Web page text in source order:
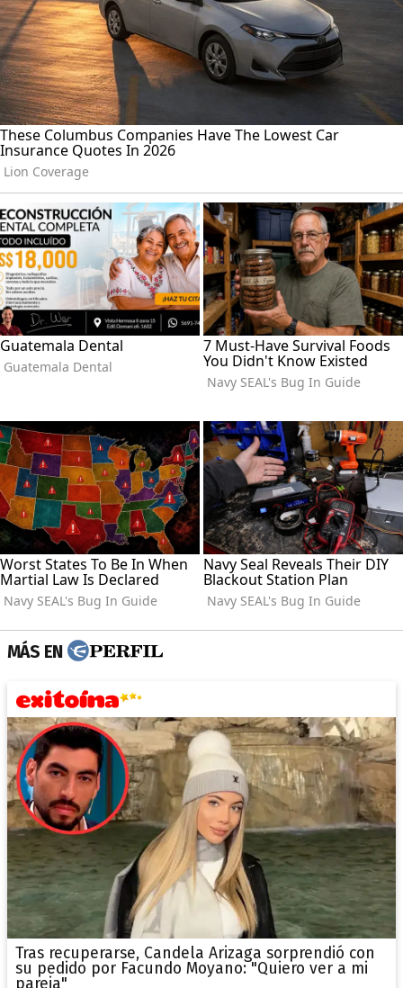
MÁS EN
Tras recuperarse, Candela Arizaga sorprendió con
su pedido por Facundo Moyano: "Quiero ver a mi
pareja"